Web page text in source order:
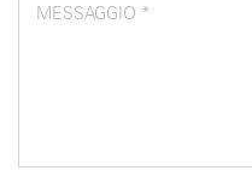
MESSAGGIO *